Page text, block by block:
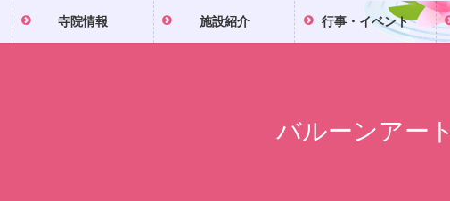
寺院情報 施設紹介 行事・イベント
バルーンアート